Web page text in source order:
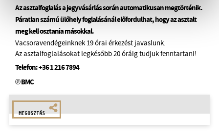
Az asztalfoglalás a jegyvásárlás során automatikusan megtörténik.
Páratlan számú ülőhely foglalásánál előfordulhat, hogy az asztalt
meg kell osztania másokkal.
Vacsoravendégeinknek 19 órai érkezést javaslunk.
Az asztalfoglalásokat legkésőbb 20 óráig tudjuk fenntartani!
Telefon:+36 1 216 7894
℗ BMC
MEGOSZTÁS